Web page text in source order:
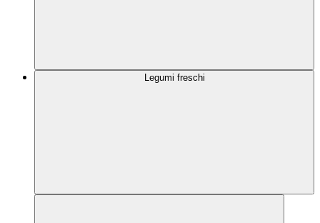
Legumi freschi